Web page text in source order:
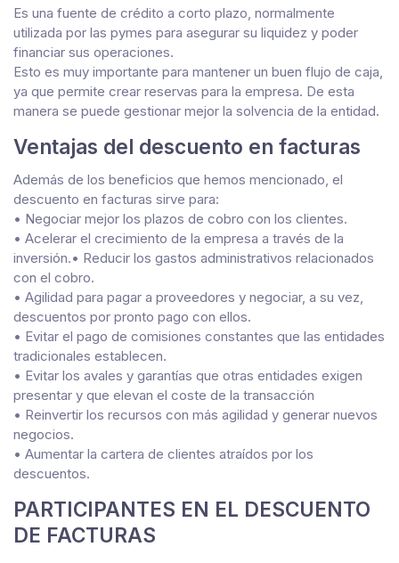
Es una fuente de crédito a corto plazo, normalmente
utilizada por las pymes para asegurar su liquidez y poder
financiar sus operaciones.
Esto es muy importante para mantener un buen flujo de caja,
ya que permite crear reservas para la empresa. De esta
manera se puede gestionar mejor la solvencia de la entidad.
Ventajas del descuento en facturas
Además de los beneficios que hemos mencionado, el
descuento en facturas sirve para:
• Negociar mejor los plazos de cobro con los clientes.
• Acelerar el crecimiento de la empresa a través de la
inversión.• Reducir los gastos administrativos relacionados
con el cobro.
• Agilidad para pagar a proveedores y negociar, a su vez,
descuentos por pronto pago con ellos.
• Evitar el pago de comisiones constantes que las entidades
tradicionales establecen.
• Evitar los avales y garantías que otras entidades exigen
presentar y que elevan el coste de la transacción
• Reinvertir los recursos con más agilidad y generar nuevos
negocios.
• Aumentar la cartera de clientes atraídos por los
descuentos.
PARTICIPANTES EN EL DESCUENTO
DE FACTURAS